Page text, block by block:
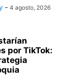
- 4 agosto, 2026
por TikTok: